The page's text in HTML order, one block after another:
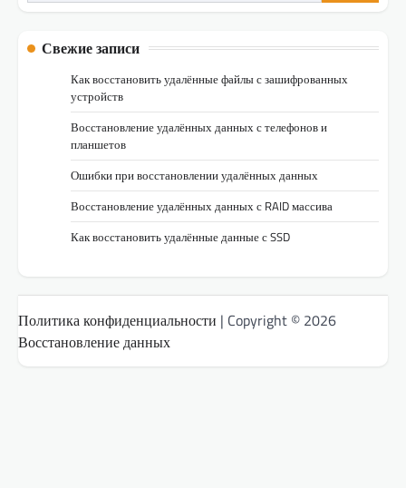
Свежие записи
Как восстановить удалённые файлы с зашифрованных
устройств
Восстановление удалённых данных с телефонов и
планшетов
Ошибки при восстановлении удалённых данных
Восстановление удалённых данных с RAID массива
Как восстановить удалённые данные с SSD
Политика конфиденциальности | Copyright © 2026
Восстановление данных